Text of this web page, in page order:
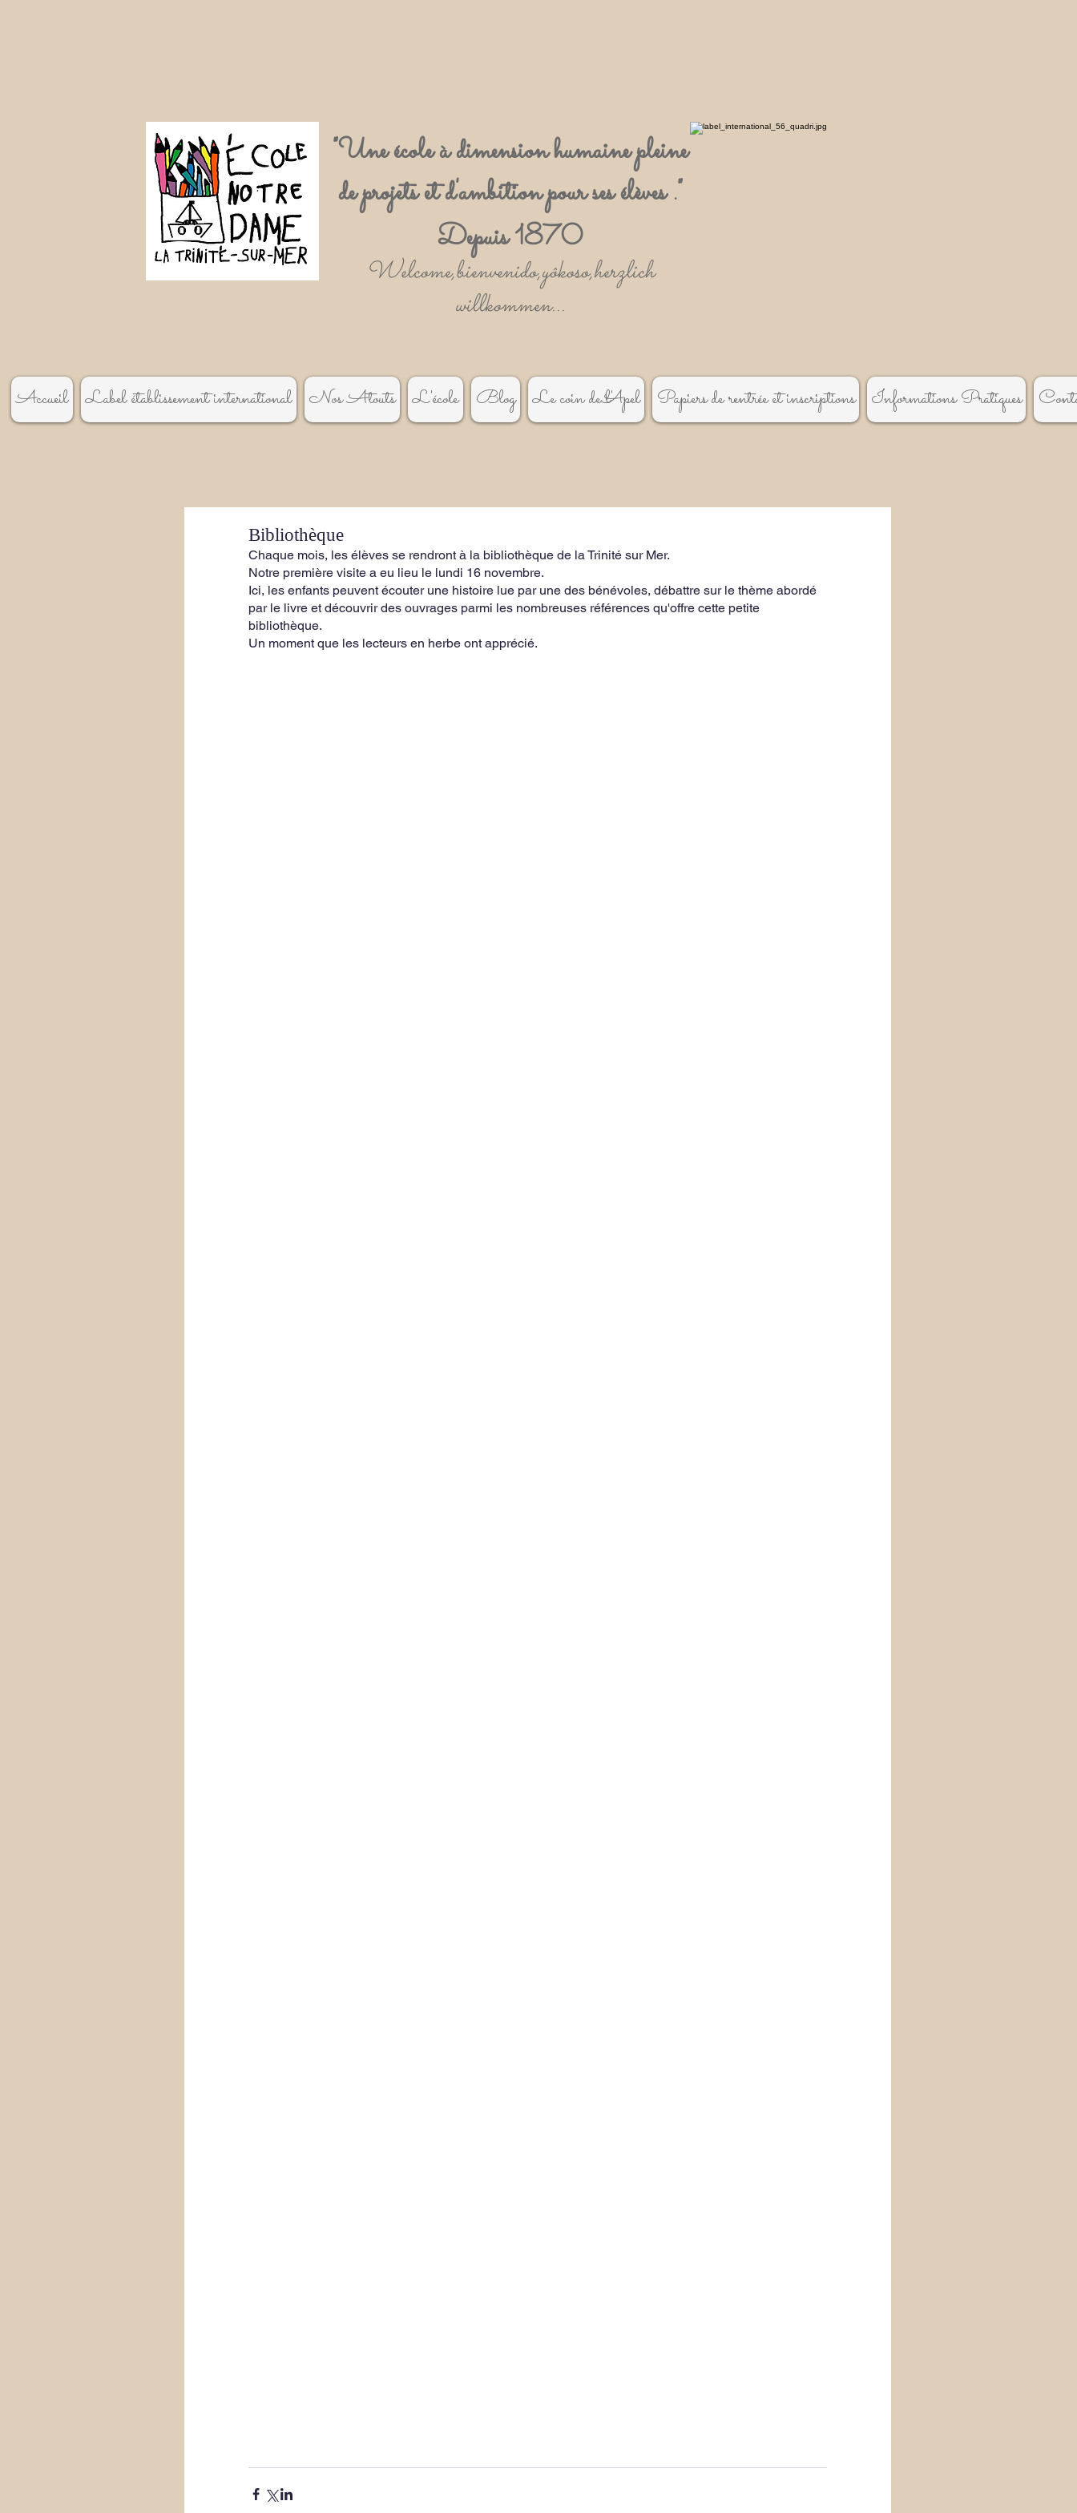
"Une école à dimension humaine pleine
de projets et d'ambition pour ses élèves ."
Depuis 1870
Welcome,bienvenido,yôkoso,herzlich
willkommen...
Accueil Label établissement international Nos Atouts L'école Blog Le coin de l'Apel Papiers de rentrée et inscriptions Informations Pratiques
Bibliothèque
Chaque mois, les élèves se rendront à la bibliothèque de la Trinité sur Mer.
Notre première visite a eu lieu le lundi 16 novembre.
Ici, les enfants peuvent écouter une histoire lue par une des bénévoles, débattre sur le thème abordé
par le livre et découvrir des ouvrages parmi les nombreuses références qu'offre cette petite
bibliothèque.
Un moment que les lecteurs en herbe ont apprécié.